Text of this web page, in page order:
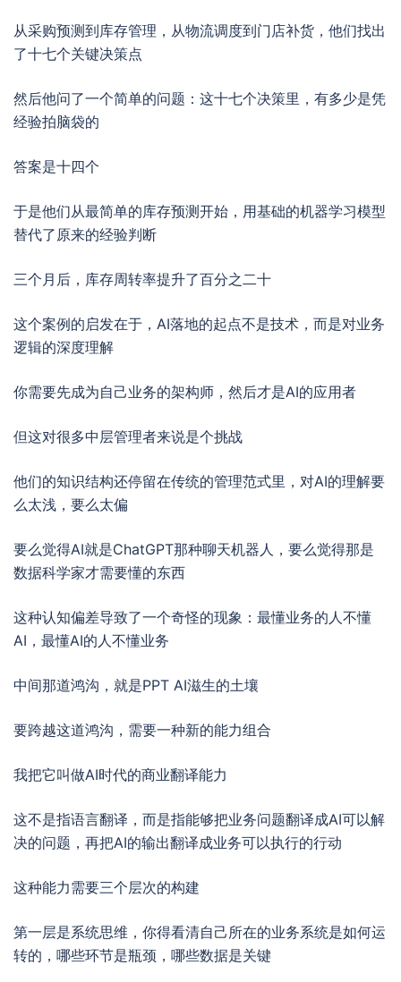
从采购预测到库存管理，从物流调度到门店补货，他们找出
了十七个关键决策点
然后他问了一个简单的问题：这十七个决策里，有多少是凭
经验拍脑袋的
答案是十四个
于是他们从最简单的库存预测开始，用基础的机器学习模型
替代了原来的经验判断
三个月后，库存周转率提升了百分之二十
这个案例的启发在于，AI落地的起点不是技术，而是对业务
逻辑的深度理解
你需要先成为自己业务的架构师，然后才是AI的应用者
但这对很多中层管理者来说是个挑战
他们的知识结构还停留在传统的管理范式里，对AI的理解要
么太浅，要么太偏
要么觉得AI就是ChatGPT那种聊天机器人，要么觉得那是
数据科学家才需要懂的东西
这种认知偏差导致了一个奇怪的现象：最懂业务的人不懂
AI，最懂AI的人不懂业务
中间那道鸿沟，就是PPT AI滋生的土壤
要跨越这道鸿沟，需要一种新的能力组合
我把它叫做AI时代的商业翻译能力
这不是指语言翻译，而是指能够把业务问题翻译成AI可以解
决的问题，再把AI的输出翻译成业务可以执行的行动
这种能力需要三个层次的构建
第一层是系统思维，你得看清自己所在的业务系统是如何运
转的，哪些环节是瓶颈，哪些数据是关键